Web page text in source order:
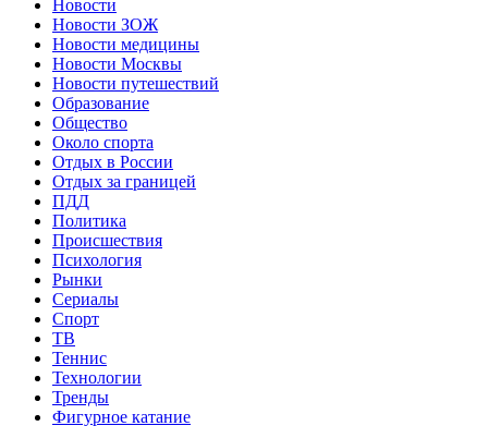
Новости
Новости ЗОЖ
Новости медицины
Новости Москвы
Новости путешествий
Образование
Общество
Около спорта
Отдых в России
Отдых за границей
ПДД
Политика
Происшествия
Психология
Рынки
Сериалы
Спорт
ТВ
Теннис
Технологии
Тренды
Фигурное катание